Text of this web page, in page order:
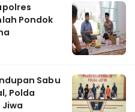
Pondok
Sabu
Polda